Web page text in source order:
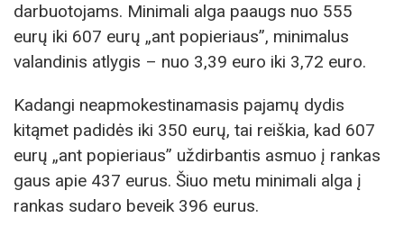
darbuotojams. Minimali alga paaugs nuo 555
eurų iki 607 eurų „ant popieriaus”, minimalus
valandinis atlygis – nuo 3,39 euro iki 3,72 euro.
Kadangi neapmokestinamasis pajamų dydis
kitąmet padidės iki 350 eurų, tai reiškia, kad 607
eurų „ant popieriaus” uždirbantis asmuo į rankas
gaus apie 437 eurus. Šiuo metu minimali alga į
rankas sudaro beveik 396 eurus.